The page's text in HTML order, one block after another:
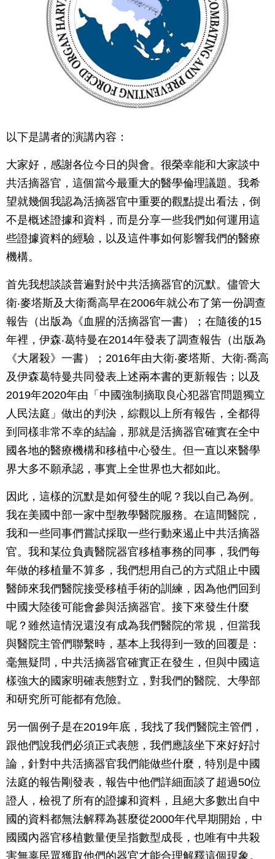
以下是講者的演講內容：
大家好，感謝各位今日的與會。很榮幸能和大家談中
共活摘器官，這個當今最重大的醫學倫理議題。我希
望就幾個我認為活摘器官中重要的觀點提出看法，倒
不是概述證據和資料，而是分享一些我們如何運用這
些證據資料的經驗，以及這件事如何影響我們的醫療
機構。
首先我想談談普遍對於中共活摘器官的沉默。儘管大
衛‧麥塔斯及大衛喬高早在2006年就公布了第一份調查
報告（出版為《血腥的活摘器官一書）；在隨後的15
年裡，伊森‧葛特曼在2014年發表了調查報告（出版為
《大屠殺》一書）；2016年由大衛‧麥塔斯、大衛‧喬高
及伊森葛特曼共同發表上述兩本書的更新報告；以及
2019年2020年由「中國強制摘取良心犯器官問題獨立
人民法庭」做出的判決，綜觀以上所有報告，全都得
到同樣非常不幸的結論，那就是活摘器官確實在全中
國各地的醫療機構和移植中心發生。但一直以來醫學
界大多不願承認，事實上全世界也大都如此。
因此，這樣的沉默是如何發生的呢？我以自己為例。
我在美國中部一家中型教學醫院服務。在這間醫院，
我和一些同事們嘗試採取一些行動來遏止中共活摘器
官。我和某位負責醫院器官移植事務的同事，我們每
年做的移植量不算多，我們想用自己的方式阻止中國
醫師來我們醫院接受移植手術的訓練，因為他們回到
中國大陸後可能會參與活摘器官。接下來發生什麼
呢？雖然這情況還沒有成為我們醫院的常規，但當我
與醫院主管們聯繫時，基本上我得到一致的回覆是：
毫無疑問，中共活摘器官確實正在發生，但與中國這
樣強大的國家明確表態對立，對我們的醫院、大學部
和研究所可能都有危險。
另一個例子是在2019年底，我找了我們醫院主管們，
跟他們說我們必須正式表態，我們應該坐下來好好討
論，針對中共活摘器官我們能做些什麼，特別是中國
法庭的報告剛發表，報告中他們詳細面談了超過50位
證人，檢視了所有的證據和資料，且絕大多數出自中
國的資料都無法解釋為甚麼從2000年代早期開始，中
國國內器官移植數量便呈指數型成長，也唯有中共殺
害無辜民眾獲取他們的器官才能合理解釋這個現象。